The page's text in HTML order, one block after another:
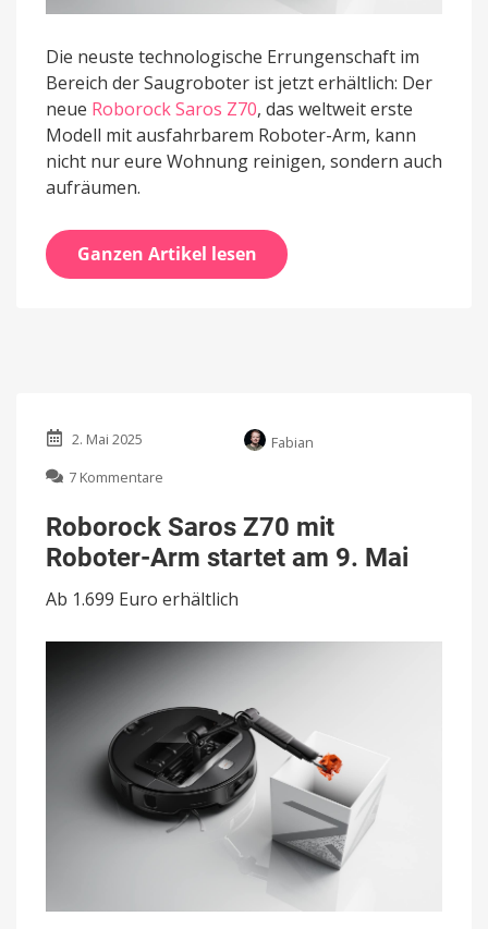
Die neuste technologische Errungenschaft im
Bereich der Saugroboter ist jetzt erhältlich: Der
neue Roborock Saros Z70, das weltweit erste
Modell mit ausfahrbarem Roboter-Arm, kann
nicht nur eure Wohnung reinigen, sondern auch
aufräumen.
Ganzen Artikel lesen
2. Mai 2025
Fabian
7 Kommentare
Saros
Z70
mit
Arm
am
Roborock Saros Z70 mit
Roboter-Arm startet am 9. Mai
Ab 1.699 Euro erhältlich